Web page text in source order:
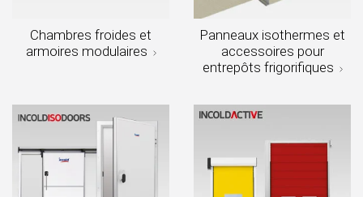
Chambres froides et
armoires modulaires
Panneaux isothermes et
accessoires pour
entrepôts frigorifiques